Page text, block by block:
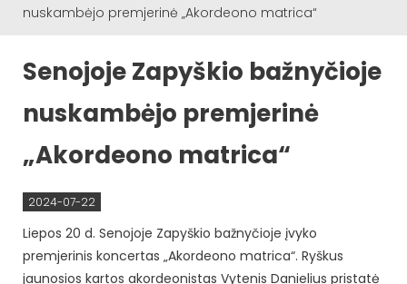
nuskambėjo premjerinė „Akordeono matrica“
Senojoje Zapyškio bažnyčioje
nuskambėjo premjerinė
„Akordeono matrica“
2024-07-22
Liepos 20 d. Senojoje Zapyškio bažnyčioje įvyko
premjerinis koncertas „Akordeono matrica“. Ryškus
jaunosios kartos akordeonistas Vytenis Danielius pristatė